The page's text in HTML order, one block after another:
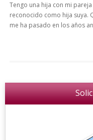
Tengo una hija con mi
reconocido como hija suya.
me ha pasado en los años